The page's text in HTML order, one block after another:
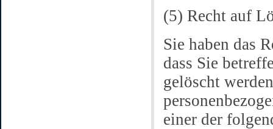
(5) Recht auf
Sie haben das
dass Sie
gelöscht
einer der